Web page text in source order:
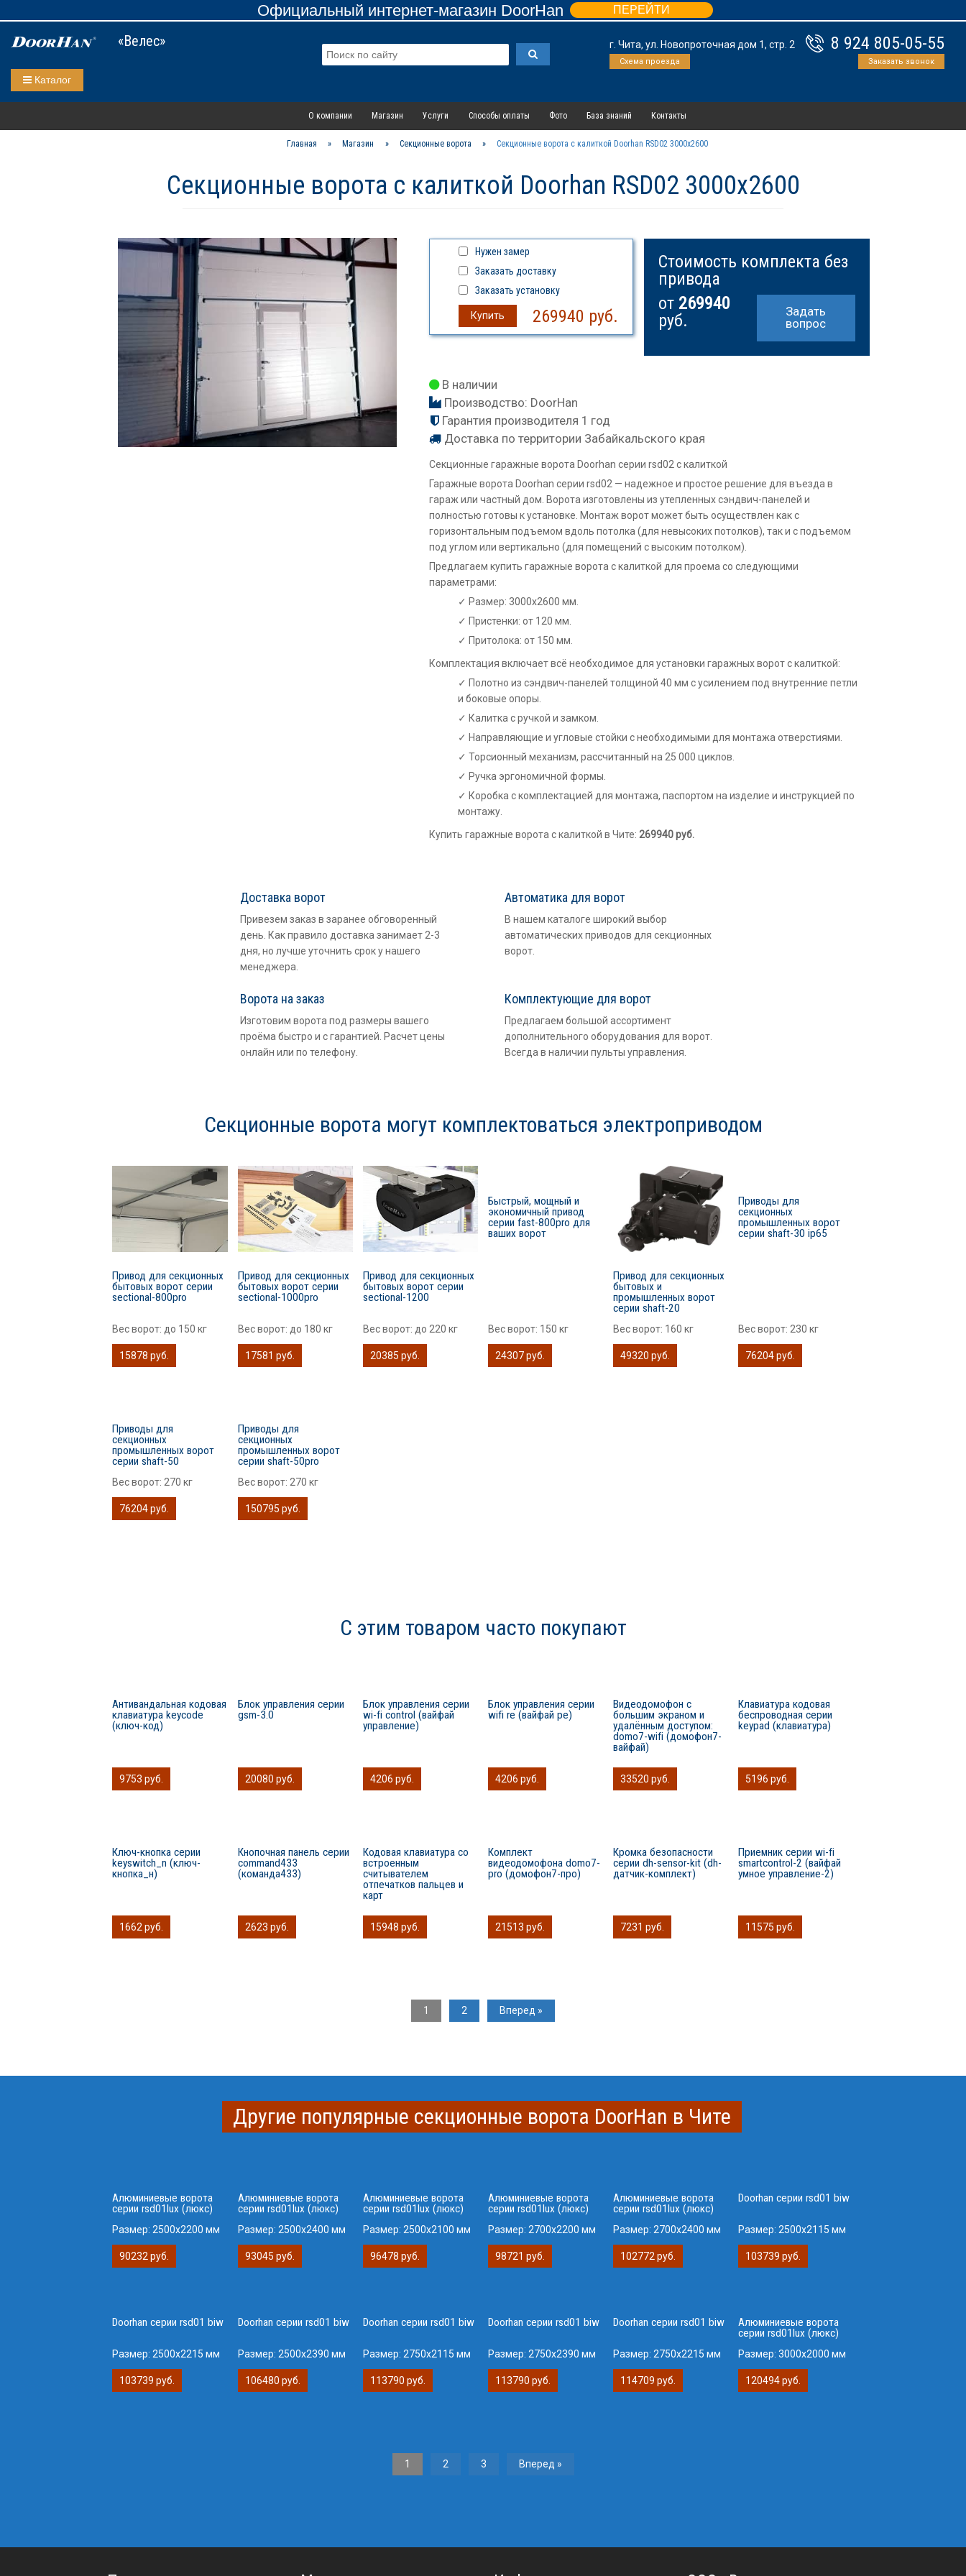
Официальный интернет-магазин DoorHan ПЕРЕЙТИ
«Велес» 8 924 805-05-55
Заказать звонок
г. Чита, ул. Новопроточная дом 1, стр. 2
Схема проезда
Каталог
О компании Магазин Услуги Способы оплаты Фото База знаний Контакты
Главная » Магазин » Секционные ворота » Секционные ворота с калиткой Doorhan RSD02 3000х2600
Секционные ворота с калиткой Doorhan RSD02 3000х2600
Нужен замер
Заказать доставку
Заказать установку
Купить 269940 руб.
Стоимость комплекта без
привода
от 269940
руб.
Задать
вопрос
В наличии
Производство: DoorHan
Гарантия производителя 1 год
Доставка по территории Забайкальского края
Секционные гаражные ворота Doorhan серии rsd02 с калиткой
Гаражные ворота Doorhan серии rsd02 — надежное и простое решение для въезда в
гараж или частный дом. Ворота изготовлены из утепленных сэндвич-панелей и
полностью готовы к установке. Монтаж ворот может быть осуществлен как с
горизонтальным подъемом вдоль потолка (для невысоких потолков), так и с подъемом
под углом или вертикально (для помещений с высоким потолком).
Предлагаем купить гаражные ворота с калиткой для проема со следующими
параметрами:
Размер: 3000х2600 мм.
Пристенки: от 120 мм.
Притолока: от 150 мм.
Комплектация включает всё необходимое для установки гаражных ворот с калиткой:
Полотно из сэндвич-панелей толщиной 40 мм с усилением под внутренние петли
и боковые опоры.
Калитка с ручкой и замком.
Направляющие и угловые стойки с необходимыми для монтажа отверстиями.
Торсионный механизм, рассчитанный на 25 000 циклов.
Ручка эргономичной формы.
Коробка с комплектацией для монтажа, паспортом на изделие и инструкцией по
монтажу.
Купить гаражные ворота с калиткой в Чите: 269940 руб.
Доставка ворот
Привезем заказ в заранее обговоренный
день. Как правило доставка занимает 2-3
дня, но лучше уточнить срок у нашего
менеджера.
Автоматика для ворот
В нашем каталоге широкий выбор
автоматических приводов для секционных
ворот.
Ворота на заказ
Изготовим ворота под размеры вашего
проёма быстро и с гарантией. Расчет цены
онлайн или по телефону.
Комплектующие для ворот
Предлагаем большой ассортимент
дополнительного оборудования для ворот.
Всегда в наличии пульты управления.
Секционные ворота могут комплектоваться электроприводом
Привод для секционных
бытовых ворот серии
sectional-800pro
Вес ворот: до 150 кг
15878 руб.
Привод для секционных
бытовых ворот серии
sectional-1000pro
Вес ворот: до 180 кг
17581 руб.
Привод для секционных
бытовых ворот серии
sectional-1200
Вес ворот: до 220 кг
20385 руб.
Быстрый, мощный и
экономичный привод
серии fast-800pro для
ваших ворот
Вес ворот: 150 кг
24307 руб.
Привод для секционных
бытовых и
промышленных ворот
серии shaft-20
Вес ворот: 160 кг
49320 руб.
Приводы для
секционных
промышленных ворот
серии shaft-30 ip65
Вес ворот: 230 кг
76204 руб.
Приводы для
секционных
промышленных ворот
серии shaft-50
Вес ворот: 270 кг
76204 руб.
Приводы для
секционных
промышленных ворот
серии shaft-50pro
Вес ворот: 270 кг
150795 руб.
С этим товаром часто покупают
Антивандальная кодовая
клавиатура keycode
(ключ-код)
9753 руб.
Блок управления серии
gsm-3.0
20080 руб.
Блок управления серии
wi-fi control (вайфай
управление)
4206 руб.
Блок управления серии
wifi re (вайфай ре)
4206 руб.
Видеодомофон с
большим экраном и
удалённым доступом:
domo7-wifi (домофон7-
вайфай)
33520 руб.
Клавиатура кодовая
беспроводная серии
keypad (клавиатура)
5196 руб.
Ключ-кнопка серии
keyswitch_n (ключ-
кнопка_н)
1662 руб.
Кнопочная панель серии
сommand433
(команда433)
2623 руб.
Кодовая клавиатура со
встроенным
считывателем
отпечатков пальцев и
карт
15948 руб.
Комплект
видеодомофона domo7-
pro (домофон7-про)
21513 руб.
Кромка безопасности
серии dh-sensor-kit (dh-
датчик-комплект)
7231 руб.
Приемник серии wi-fi
smartcontrol-2 (вайфай
умное управление-2)
11575 руб.
1 2 Вперед »
Другие популярные секционные ворота DoorHan в Чите
Алюминиевые ворота
серии rsd01lux (люкс)
Размер:2500x2200 мм
90232 руб.
Алюминиевые ворота
серии rsd01lux (люкс)
Размер: 2500x2400 мм
93045 руб.
Алюминиевые ворота
серии rsd01lux (люкс)
Размер: 2500x2100 мм
96478 руб.
Алюминиевые ворота
серии rsd01lux (люкс)
Размер: 2700x2200 мм
98721 руб.
Алюминиевые ворота
серии rsd01lux (люкс)
Размер:2700x2400 мм
102772 руб.
Doorhan серии rsd01 biw
Размер:2500х2115 мм
103739 руб.
Doorhan серии rsd01 biw
Размер:2500х2215 мм
103739 руб.
Doorhan серии rsd01 biw
Размер: 2500х2390 мм
106480 руб.
Doorhan серии rsd01 biw
Размер: 2750х2115 мм
113790 руб.
Doorhan серии rsd01 biw
Размер: 2750х2390 мм
113790 руб.
Doorhan серии rsd01 biw
Размер:2750х2215 мм
114709 руб.
Алюминиевые ворота
серии rsd01lux (люкс)
Размер:3000х2000 мм
120494 руб.
1 2 3 Вперед »